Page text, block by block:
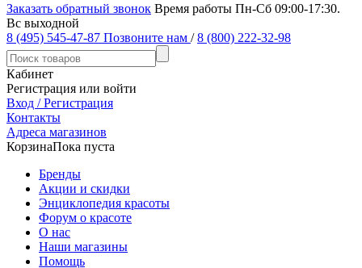
Заказать обратный звонок Время работы Пн-Сб 09:00-17:30.
Вс выходной
8 (495) 545-47-87 Позвоните нам / 8 (800) 222-32-98
Кабинет
Регистрация или войти
Вход / Регистрация
Контакты
Адреса магазинов
КорзинаПока пуста
Бренды
Акции и скидки
Энциклопедия красоты
Форум о красоте
О нас
Наши магазины
Помощь